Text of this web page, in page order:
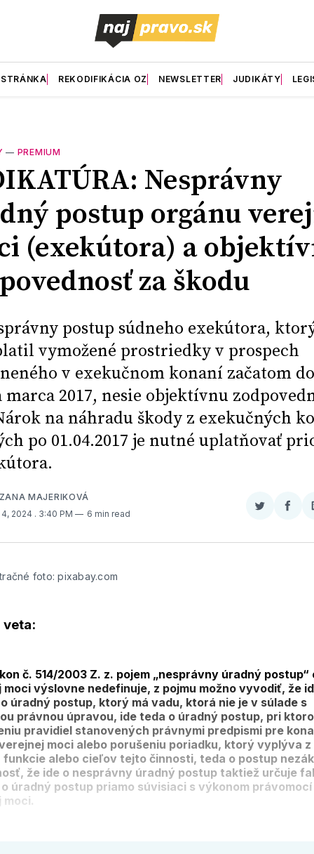
REKODIFIKÁCIA OZ NEWSLETTER JUDIKÁTY
— PREMIUM
Nesprávny
postup orgánu
(exekútora) a
za škodu
postup súdneho exekútora,
vymožené prostriedky v prospech
v exekučnom konaní začatom do
marca 2017, nesie objektívnu
na náhradu škody z exekučných
po 01.04.2017 je nutné uplatňovať
MAJERIKOVÁ
2024 . 3:40 PM 6 min read
Zdieľať
Twitter
foto: pixabay.com
veta:
č. 514/2003 Z. z. pojem „nesprávny úradný postup“
moci výslovne nedefinuje, z pojmu možno vyvodiť, že
úradný postup, ktorý má vadu, ktorá nie je v súlade s
právnou úpravou, ide teda o úradný postup, pri
pravidiel stanovených právnymi predpismi pre
moci alebo porušeniu poriadku, ktorý vyplýva z
funkcie alebo cieľov tejto činnosti, teda o postup
že ide o nesprávny úradný postup taktiež určuje
úradný postup priamo súvisiaci s výkonom
moci.